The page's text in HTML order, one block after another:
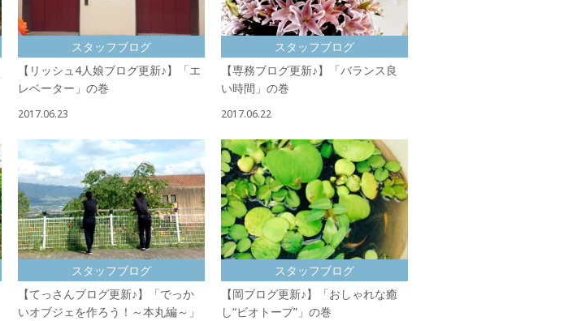
スタッフブログ
【リッシュ4人娘ブログ更新♪】「エ
レベーター」の巻
2017.06.23
スタッフブログ
【専務ブログ更新♪】「バランス良
い時間」の巻
2017.06.22
スタッフブログ
【てっさんブログ更新♪】「でっか
いオブジェを作ろう！～本丸編～」
スタッフブログ
【岡ブログ更新♪】「おしゃれな癒
し“ビオトープ”」の巻